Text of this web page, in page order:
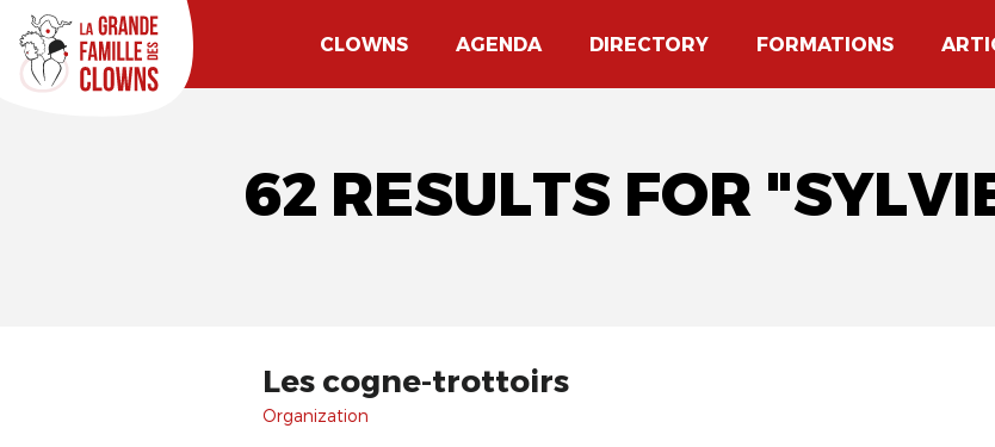
CLOWNS AGENDA DIRECTORY FORMATIONS
62 RESULTS FOR
Les cogne-trottoirs
Organization